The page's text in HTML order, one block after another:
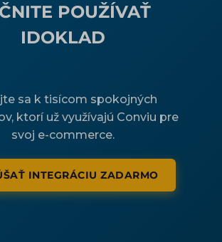
POUŽÍVAŤ
IDOKLAD
sa k tisícom spokojných
ktorí už využívajú Conviu pre
svoj e-commerce.
INTEGRÁCIU ZADARMO